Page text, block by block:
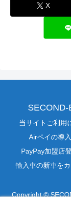
X
当サイトご利用
Airペイの導
PayPay加盟店
輸入車の新車を
Copyright ©